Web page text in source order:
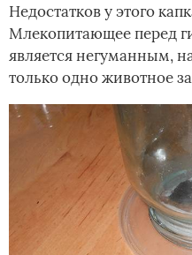
Недостатков у этого
Млекопитающее перед
является негуманным,
только одно животное